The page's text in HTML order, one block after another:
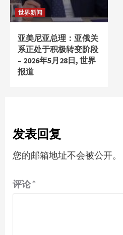
世界新闻
亚美尼亚总理：亚俄关
系正处于积极转变阶段
– 2026年5月28日, 世界
报道
发表回复
您的邮箱地址不会被公开。
评论*